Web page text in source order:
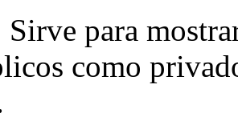
Sirve para
como